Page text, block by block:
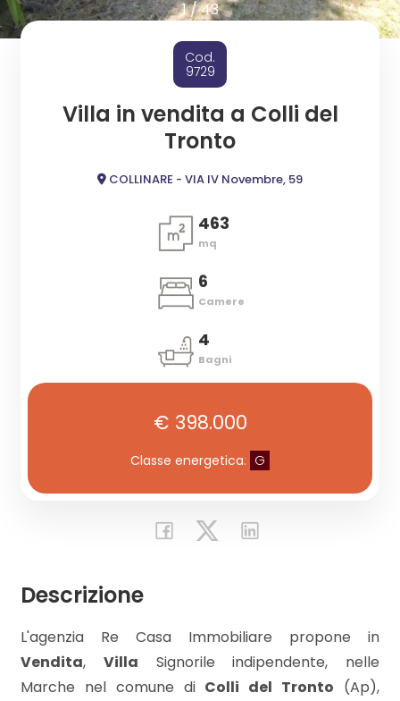
1/43
Cod.
9729
Villa in vendita a Colli del
Tronto
COLLINARE - VIA IV Novembre, 59
463
mq
6
Camere
4
Bagni
€ 398.000
Classe energetica: G
Descrizione
L'agenzia Re Casa Immobiliare propone in
Vendita, Villa Signorile indipendente, nelle
Marche nel comune di Colli del Tronto (Ap),
ESTIVI
NEWS
CONTATTI
Comune
Industriali